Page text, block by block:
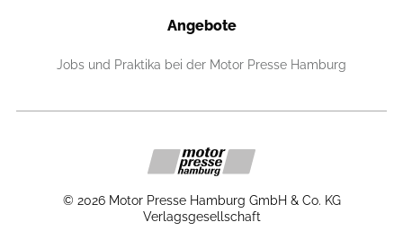
Angebote
Jobs und Praktika bei der Motor Presse Hamburg
© 2026 Motor Presse Hamburg GmbH & Co. KG
Verlagsgesellschaft